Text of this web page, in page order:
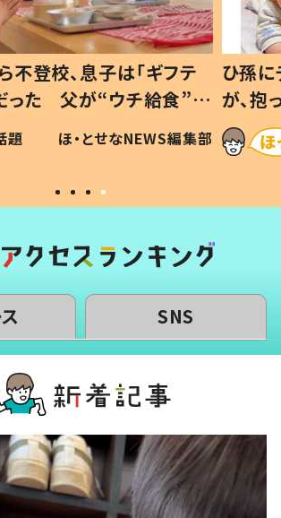
不登校、息子は「ギフテ
った 父が“ウチ給食”を
ける理由とは #令和の親
子
題 ほ・とせなNEWS編集部
ひ孫
が、
「涙が
い」
SNS